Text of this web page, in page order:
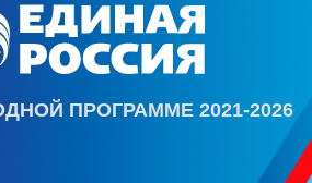
ПРОГРАММЕ 2021-2026